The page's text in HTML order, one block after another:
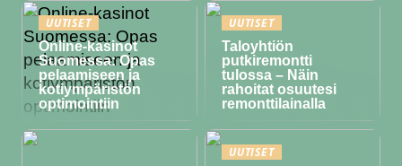
UUTISET
Online-kasinot
Suomessa: Opas
pelaamiseen ja
kotiympäristön
optimointiin
UUTISET
Taloyhtiön
putkiremontti
tulossa – Näin
rahoitat osuutesi
remonttilainalla
UUTISET